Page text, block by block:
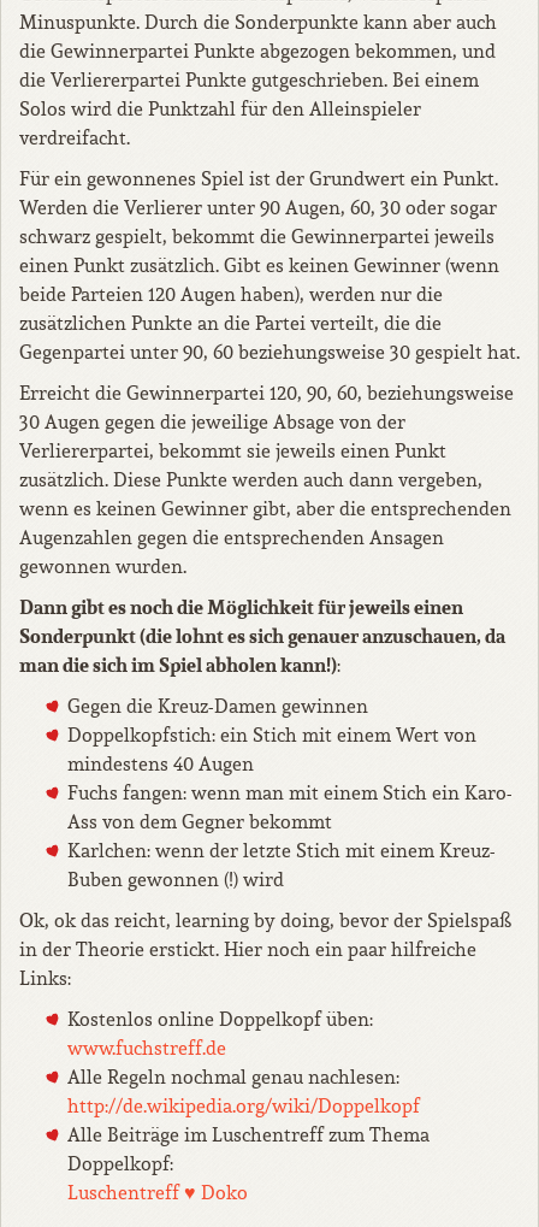
Minuspunkte. Durch die Sonderpunkte kann aber auch
die Gewinnerpartei Punkte abgezogen bekommen, und
die Verliererpartei Punkte gutgeschrieben. Bei einem
Solos wird die Punktzahl für den Alleinspieler
verdreifacht.
Für ein gewonnenes Spiel ist der Grundwert ein Punkt.
Werden die Verlierer unter 90 Augen, 60, 30 oder sogar
schwarz gespielt, bekommt die Gewinnerpartei jeweils
einen Punkt zusätzlich. Gibt es keinen Gewinner (wenn
beide Parteien 120 Augen haben), werden nur die
zusätzlichen Punkte an die Partei verteilt, die die
Gegenpartei unter 90, 60 beziehungsweise 30 gespielt hat.
Erreicht die Gewinnerpartei 120, 90, 60, beziehungsweise
30 Augen gegen die jeweilige Absage von der
Verliererpartei, bekommt sie jeweils einen Punkt
zusätzlich. Diese Punkte werden auch dann vergeben,
wenn es keinen Gewinner gibt, aber die entsprechenden
Augenzahlen gegen die entsprechenden Ansagen
gewonnen wurden.
Dann gibt es noch die Möglichkeit für jeweils einen
Sonderpunkt (die lohnt es sich genauer anzuschauen, da
man die sich im Spiel abholen kann!):
Gegen die Kreuz-Damen gewinnen
Doppelkopfstich: ein Stich mit einem Wert von
mindestens 40 Augen
Fuchs fangen: wenn man mit einem Stich ein Karo-
Ass von dem Gegner bekommt
Karlchen: wenn der letzte Stich mit einem Kreuz-
Buben gewonnen (!) wird
Ok, ok das reicht, learning by doing, bevor der Spielspaß
in der Theorie erstickt. Hier noch ein paar hilfreiche
Links:
Kostenlos online Doppelkopf üben:
www.fuchstreff.de
Alle Regeln nochmal genau nachlesen:
http://de.wikipedia.org/wiki/Doppelkopf
Alle Beiträge im Luschentreff zum Thema
Doppelkopf:
Luschentreff ♥ Doko